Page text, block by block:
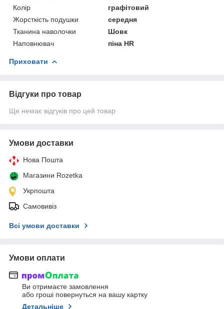
Колір
графітовий
Жорсткість подушки
середня
Тканина наволочки
Шовк
Наповнювач
піна HR
Приховати
Відгуки про товар
Ще немає відгуків про цей товар
Умови доставки
Нова Пошта
Магазини Rozetka
Укрпошта
Самовивіз
Всі умови доставки
Умови оплати
Ви отримаєте замовлення
або гроші повернуться на вашу картку
Детальніше